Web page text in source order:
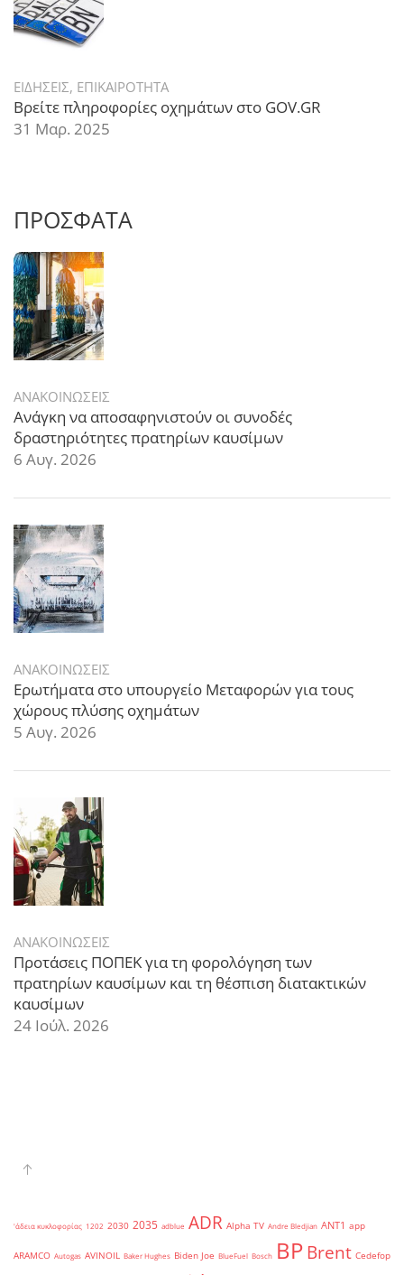
ΕΙΔΗΣΕΙΣ, ΕΠΙΚΑΙΡΟΤΗΤΑ
Βρείτε πληροφορίες οχημάτων στο GOV.GR
31 Μαρ. 2025
ΠΡΟΣΦΑΤΑ
ΑΝΑΚΟΙΝΩΣΕΙΣ
Ανάγκη να αποσαφηνιστούν οι συνοδές
δραστηριότητες πρατηρίων καυσίμων
6 Αυγ. 2026
ΑΝΑΚΟΙΝΩΣΕΙΣ
Ερωτήματα στο υπουργείο Μεταφορών για τους
χώρους πλύσης οχημάτων
5 Αυγ. 2026
ΑΝΑΚΟΙΝΩΣΕΙΣ
Προτάσεις ΠΟΠΕΚ για τη φορολόγηση των
πρατηρίων καυσίμων και τη θέσπιση διατακτικών
καυσίμων
24 Ιούλ. 2026
'άδεια κυκλοφορίας 1202 2030 2035 adblue ADR Alpha TV Andre Bledjian ANT1 app
ARAMCO Autogas AVINOIL Baker Hughes Biden Joe BlueFuel Bosch BPBrent Cedefop